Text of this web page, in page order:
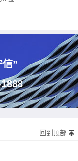
信”
回到顶部